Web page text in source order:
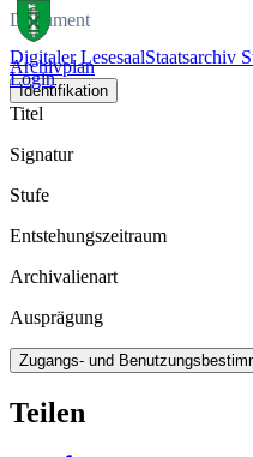
Digitaler LesesaalStaatsarchiv
Login
Dokument
Archivplan
Identifikation
Titel
Signatur
Stufe
Entstehungszeitraum
Archivalienart
Ausprägung
Zugangs- und
Teilen